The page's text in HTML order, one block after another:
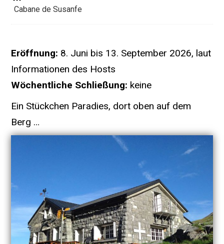
Cabane de Susanfe
Eröffnung: 8. Juni bis 13. September 2026, laut
Informationen des Hosts
Wöchentliche Schließung: keine
Ein Stückchen Paradies, dort oben auf dem
Berg …